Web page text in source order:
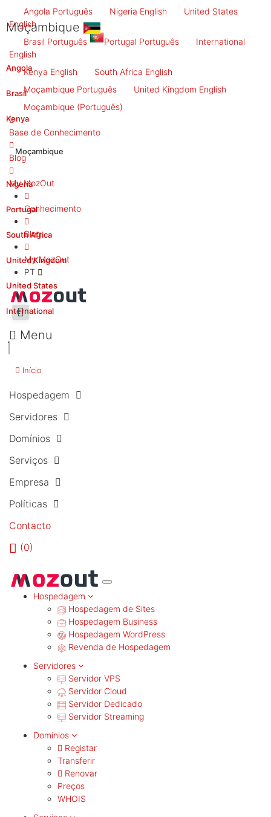
Angola Português Nigeria English
United States
English
Brasil Português Portugal Português
International
English
Kenya English South Africa English
Moçambique Português United Kingdom English
Moçambique (Português)
Base de Conhecimento
Blog
My MozOut
Conhecimento
Blog
My MozOut
PT
Moçambique
Angola
Brasil
Kenya
Moçambique
Nigeria
Portugal
South Africa
United Kingdom
United States
International
Menu
Início
Hospedagem
Servidores
Domínios
Serviços
Empresa
Políticas
Contacto
(0)
Hospedagem
Hospedagem de Sites
Hospedagem Business
Hospedagem WordPress
Revenda de Hospedagem
Servidores
Servidor VPS
Servidor Cloud
Servidor Dedicado
Servidor Streaming
Domínios
Registar
Transferir
Renovar
Preços
WHOIS